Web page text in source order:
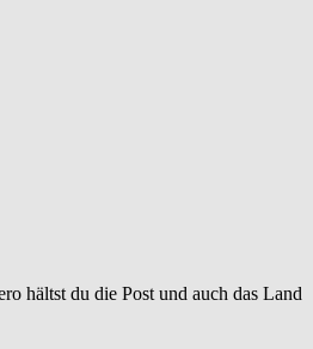
hältst du die Post und auch das Land